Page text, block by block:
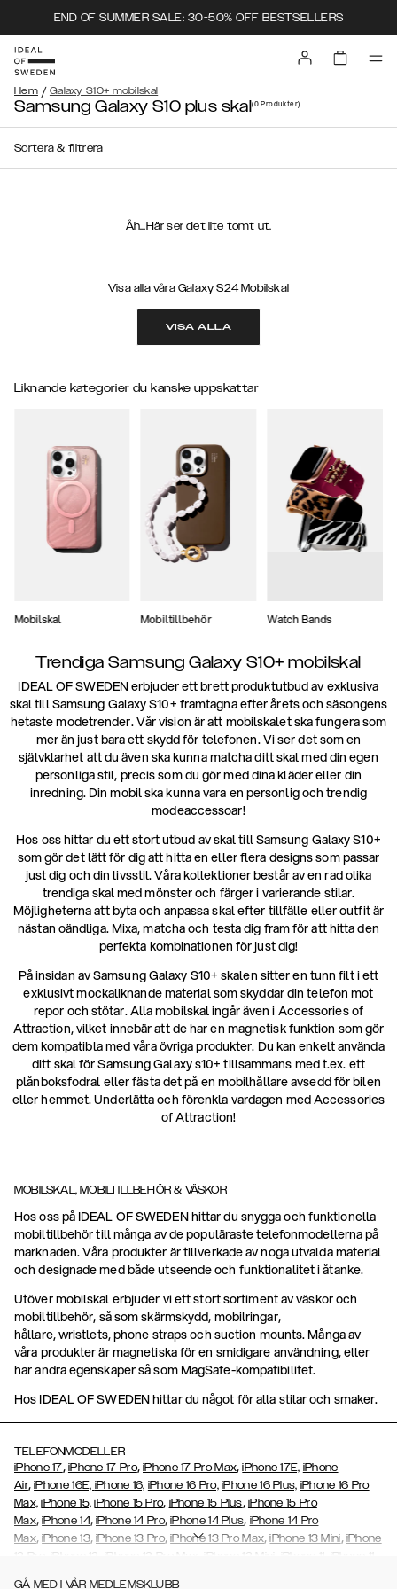
END OF SUMMER SALE: 30-50% OFF BESTSELLERS
Hem / Galaxy S10+ mobilskal
Samsung Galaxy S10 plus skal(0Produkter)
Sortera & filtrera
Åh...Här ser det lite tomt ut.
Visa alla våra Galaxy S24 Mobilskal
VISA ALLA
Liknande kategorier du kanske uppskattar
Mobilskal Mobiltillbehör Watch Bands
Trendiga Samsung Galaxy S10+ mobilskal
IDEAL OF SWEDEN erbjuder ett brett produktutbud av exklusiva
skal till Samsung Galaxy S10+ framtagna efter årets och säsongens
hetaste modetrender. Vår vision är att mobilskalet ska fungera som
mer än just bara ett skydd för telefonen. Vi ser det som en
självklarhet att du även ska kunna matcha ditt skal med din egen
personliga stil, precis som du gör med dina kläder eller din
inredning. Din mobil ska kunna vara en personlig och trendig
modeaccessoar!
Hos oss hittar du ett stort utbud av skal till Samsung Galaxy S10+
som gör det lätt för dig att hitta en eller flera designs som passar
just dig och din livsstil. Våra kollektioner består av en rad olika
trendiga skal med mönster och färger i varierande stilar.
Möjligheterna att byta och anpassa skal efter tillfälle eller outfit är
nästan oändliga. Mixa, matcha och testa dig fram för att hitta den
perfekta kombinationen för just dig!
På insidan av Samsung Galaxy S10+ skalen sitter en tunn filt i ett
exklusivt mockaliknande material som skyddar din telefon mot
repor och stötar. Alla mobilskal ingår även i Accessories of
Attraction, vilket innebär att de har en magnetisk funktion som gör
dem kompatibla med våra övriga produkter. Du kan enkelt använda
ditt skal för Samsung Galaxy s10+ tillsammans med t.ex. ett
plånboksfodral eller fästa det på en mobilhållare avsedd för bilen
eller hemmet. Underlätta och förenkla vardagen med Accessories
of Attraction!
MOBILSKAL, MOBILTILLBEHÖR & VÄSKOR
Hos oss på IDEAL OF SWEDEN hittar du snygga och funktionella
mobiltillbehör till många av de populäraste telefonmodellerna på
marknaden. Våra produkter är tillverkade av noga utvalda material
och designade med både utseende och funktionalitet i åtanke.
Utöver mobilskal erbjuder vi ett stort sortiment av väskor och
mobiltillbehör, så som skärmskydd, mobilringar,
hållare, wristlets, phone straps och suction mounts. Många av
våra produkter är magnetiska för en smidigare användning, eller
har andra egenskaper så som MagSafe-kompatibilitet.
Hos IDEAL OF SWEDEN hittar du något för alla stilar och smaker.
TELEFONMODELLER
iPhone 17, iPhone 17 Pro,iPhone 17 Pro Max,iPhone 17E, iPhone
Air,iPhone 16E, iPhone 16, iPhone 16 Pro, iPhone 16 Plus, iPhone 16 Pro
Max, iPhone 15, iPhone 15 Pro, iPhone 15 Plus, iPhone 15 Pro
Max,iPhone 14,iPhone 14 Pro,iPhone 14 Plus, iPhone 14 Pro
Max,iPhone 13,iPhone 13 Pro,iPhone 13 Pro Max,iPhone 13 Mini, iPhone
12 Pro
iPhone 12 iPhone 12 Pro Max iPhone 12 Mini iPhone 11
iPhone 11
GÅ MED I VÅR MEDLEMSKLUBB